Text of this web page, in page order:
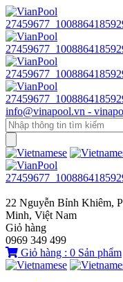
info@vinapool.vn -
22 Nguyễn Bỉnh Khiêm,
Minh, Việt Nam
Giỏ hàng
0969 349 499
Giỏ hàng : 0 Sản phẩm